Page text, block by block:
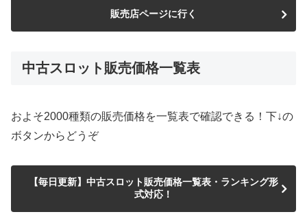
販売店ページに行く
中古スロット販売価格一覧表
およそ2000種類の販売価格を一覧表で確認できる！下↓の
ボタンからどうぞ
【毎日更新】中古スロット販売価格一覧表・ランキング形
式対応！